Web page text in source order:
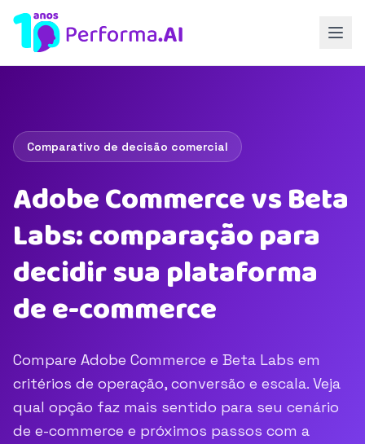
Comparativo de decisão comercial
Adobe Commerce vs Beta
Labs: comparação para
decidir sua plataforma
de e-commerce
Compare Adobe Commerce e Beta Labs em
critérios de operação, conversão e escala. Veja
qual opção faz mais sentido para seu cenário
de e-commerce e próximos passos com a